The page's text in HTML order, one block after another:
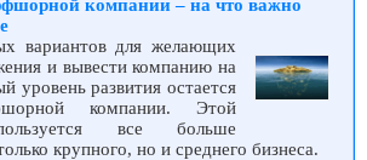
компании – на что важно
вариантов для желающих
и вывести компанию на
уровень развития остается
компании. Этой
все больше
крупного, но и среднего бизнеса.